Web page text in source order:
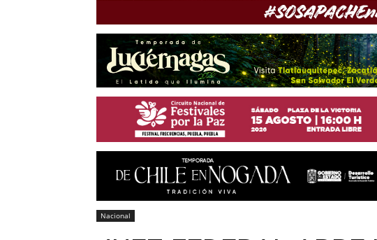
Nacional